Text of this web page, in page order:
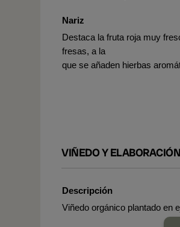
Nariz
Destaca la fruta roja muy
fresas, a la
que se añaden hierbas
VIÑEDO Y ELABORACIÓN
Descripción
Viñedo orgánico plantado en